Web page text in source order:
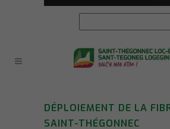
DÉPLOIEMENT DE LA
SAINT-THÉGONNEC